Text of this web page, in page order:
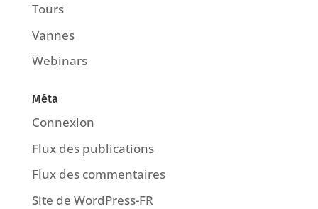
Tours
Vannes
Webinars
Méta
Connexion
Flux des publications
Flux des commentaires
Site de WordPress-FR